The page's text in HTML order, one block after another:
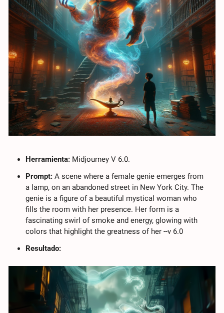
Herramienta: Midjourney V 6.0.
Prompt: A scene where a female genie emerges from
a lamp, on an abandoned street in New York City. The
genie is a figure of a beautiful mystical woman who
fills the room with her presence. Her form is a
fascinating swirl of smoke and energy, glowing with
colors that highlight the greatness of her --v 6.0
Resultado: